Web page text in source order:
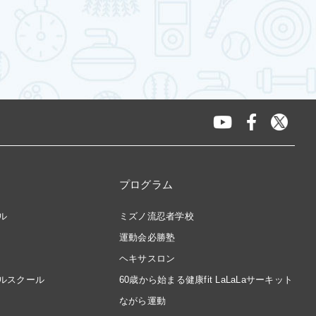
スクール
プログラム
ミズノ流忍者学校
運動会必勝塾
ヘキサスロン
60歳から始まる健康fit LaLaLaサーキット
ながら運動